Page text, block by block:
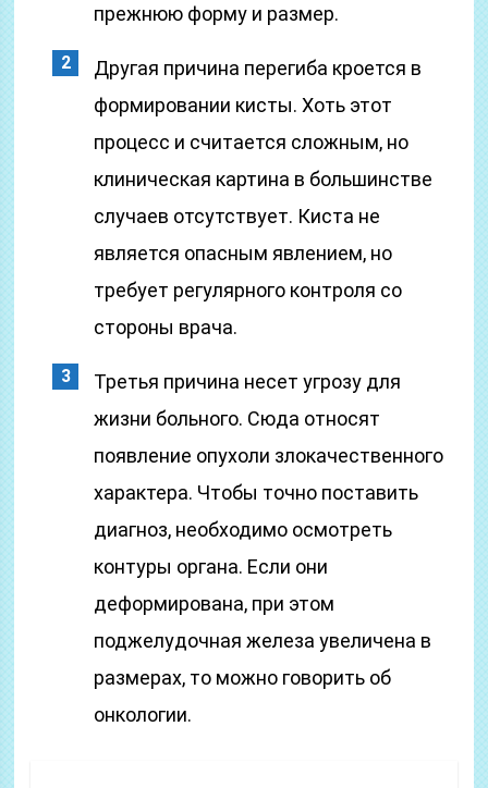
прежнюю форму и размер.
Другая причина перегиба кроется в
формировании кисты. Хоть этот
процесс и считается сложным, но
клиническая картина в большинстве
случаев отсутствует. Киста не
является опасным явлением, но
требует регулярного контроля со
стороны врача.
Третья причина несет угрозу для
жизни больного. Сюда относят
появление опухоли злокачественного
характера. Чтобы точно поставить
диагноз, необходимо осмотреть
контуры органа. Если они
деформирована, при этом
поджелудочная железа увеличена в
размерах, то можно говорить об
онкологии.